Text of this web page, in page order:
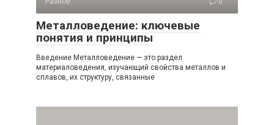
Металловедение: ключевые
понятия и принципы
Введение Металловедение — это раздел
материаловедения, изучающий свойства металлов и
сплавов, их структуру, связанные